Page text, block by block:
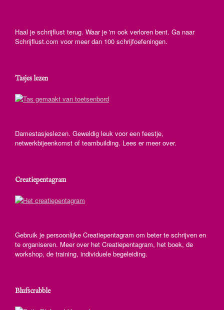
Haal je schrijflust terug. Waar je 'm ook verloren bent. Ga naar
Schrijflust.com voor meer dan 100 schrijfoefeningen.
Tasjes lezen
Damestasjeslezen. Geweldig leuk voor een feestje,
netwerkbijeenkomst of teambuilding. Lees er meer over.
Creatiepentagram
Gebruik je persoonlijke Creatiepentagram om beter te schrijven en
te organiseren. Meer over het Creatiepentagram, het boek, de
workshop, de training, individuele begeleiding.
Blufscrabble